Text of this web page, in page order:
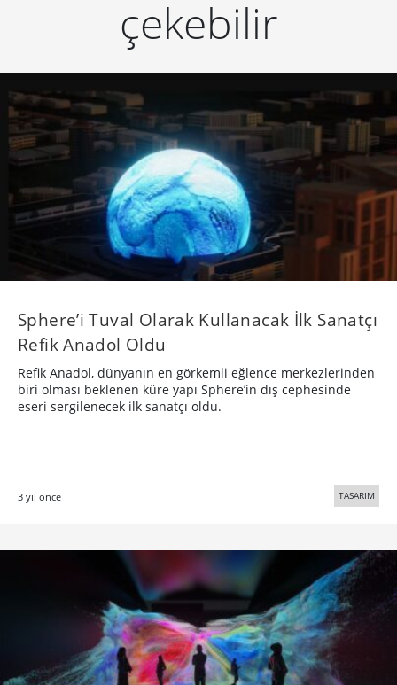
çekebilir
Sphere’i Tuval Olarak Kullanacak İlk Sanatçı
Refik Anadol Oldu
Refik Anadol, dünyanın en görkemli eğlence merkezlerinden
biri olması beklenen küre yapı Sphere’in dış cephesinde
eseri sergilenecek ilk sanatçı oldu.
3 yıl önce TASARIM